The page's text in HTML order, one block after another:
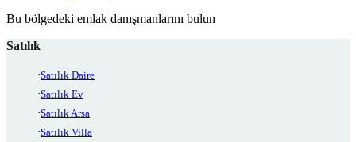
Bu bölgedeki emlak danışmanlarını bulun
Satılık
Satılık Daire
Satılık Ev
Satılık Arsa
Satılık Villa